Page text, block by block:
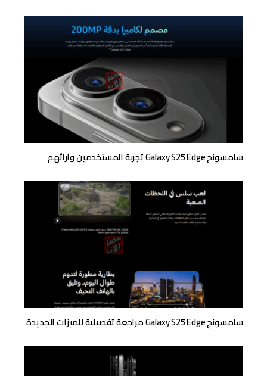
سامسونج Galaxy S25 Edge تجربة المستخدمين وآرائهم
سامسونج Galaxy S25 Edge مراجعة تفصيلية للميزات الجديدة